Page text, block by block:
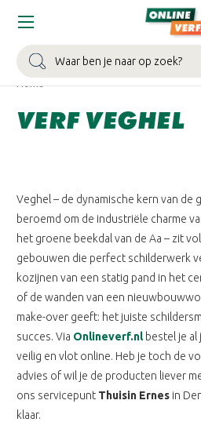
Zoeken
WIN EEN BALLONVAART:Bij
muurverf en/of
Bekijk actie
Home
VERF VEGHEL
Veghel – de dynamische kern van de
beroemd om de industriële charme
het groene beekdal van de Aa – zit
gebouwen die perfect schilderwerk
kozijnen van een statig pand in het
of de wanden van een
make-over geeft: het juiste
succes. Via Onlineverf.nlbestel je al
veilig en vlot online. Heb je toch de
advies of wil je de producten liever
ons servicepunt Thuisin Ernes in
klaar.